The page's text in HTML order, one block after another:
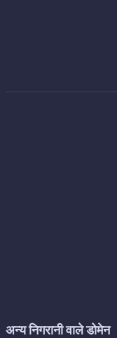
अन्य निगरानी वाले डोमेन